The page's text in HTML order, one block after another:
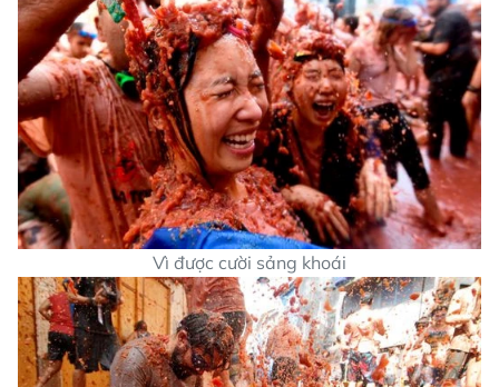
Vì được cười sảng khoái